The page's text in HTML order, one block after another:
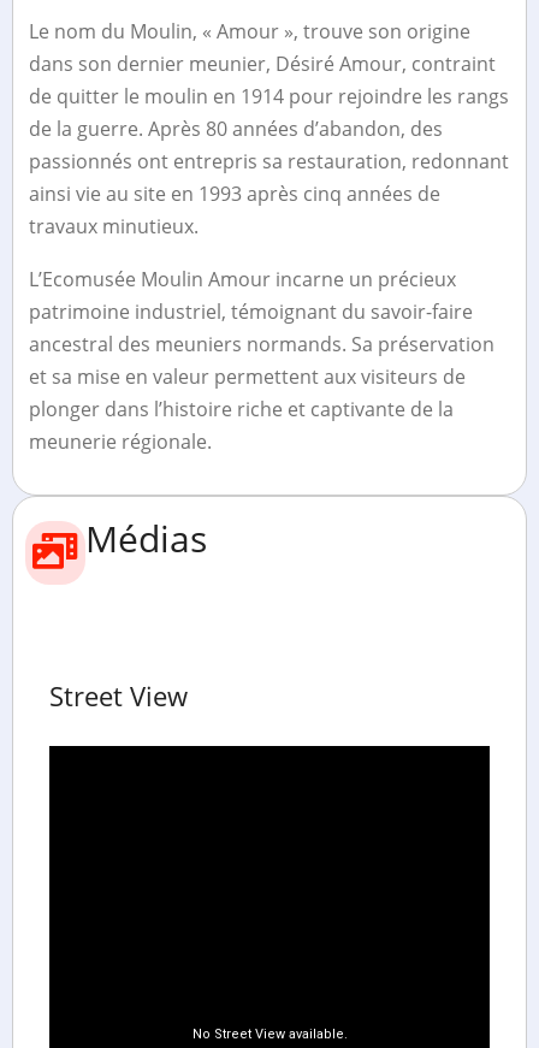
Le nom du Moulin, « Amour », trouve son origine
dans son dernier meunier, Désiré Amour, contraint
de quitter le moulin en 1914 pour rejoindre les rangs
de la guerre. Après 80 années d’abandon, des
passionnés ont entrepris sa restauration, redonnant
ainsi vie au site en 1993 après cinq années de
travaux minutieux.
L’Ecomusée Moulin Amour incarne un précieux
patrimoine industriel, témoignant du savoir-faire
ancestral des meuniers normands. Sa préservation
et sa mise en valeur permettent aux visiteurs de
plonger dans l’histoire riche et captivante de la
meunerie régionale.
Médias
Street View